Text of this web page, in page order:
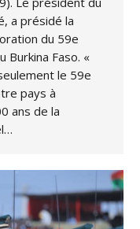
a présidé la
du 59e
Burkina Faso. «
le 59e
pays à
ans de la